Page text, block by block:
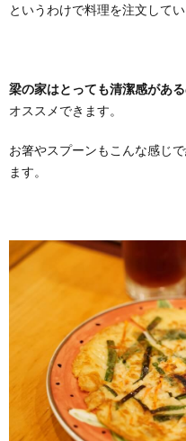
というわけで料理を注文して
梁の家はとっても清潔感がある
オススメできます。
お箸やスプーンもこんな感じ
ます。